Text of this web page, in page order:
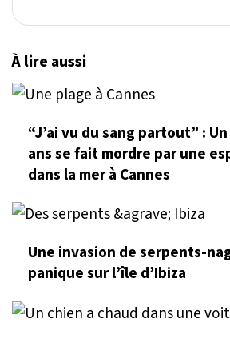
À lire aussi
“J’ai vu du sang partout” :
ans se fait mordre par une
dans la mer à Cannes
Une invasion de serpents-
panique sur l’île d’Ibiza